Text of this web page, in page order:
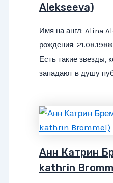
Alekseeva)
Имя на англ: Alina
рождения:
Есть такие звезды,
западают в душу
Анн Катрин
kathrin